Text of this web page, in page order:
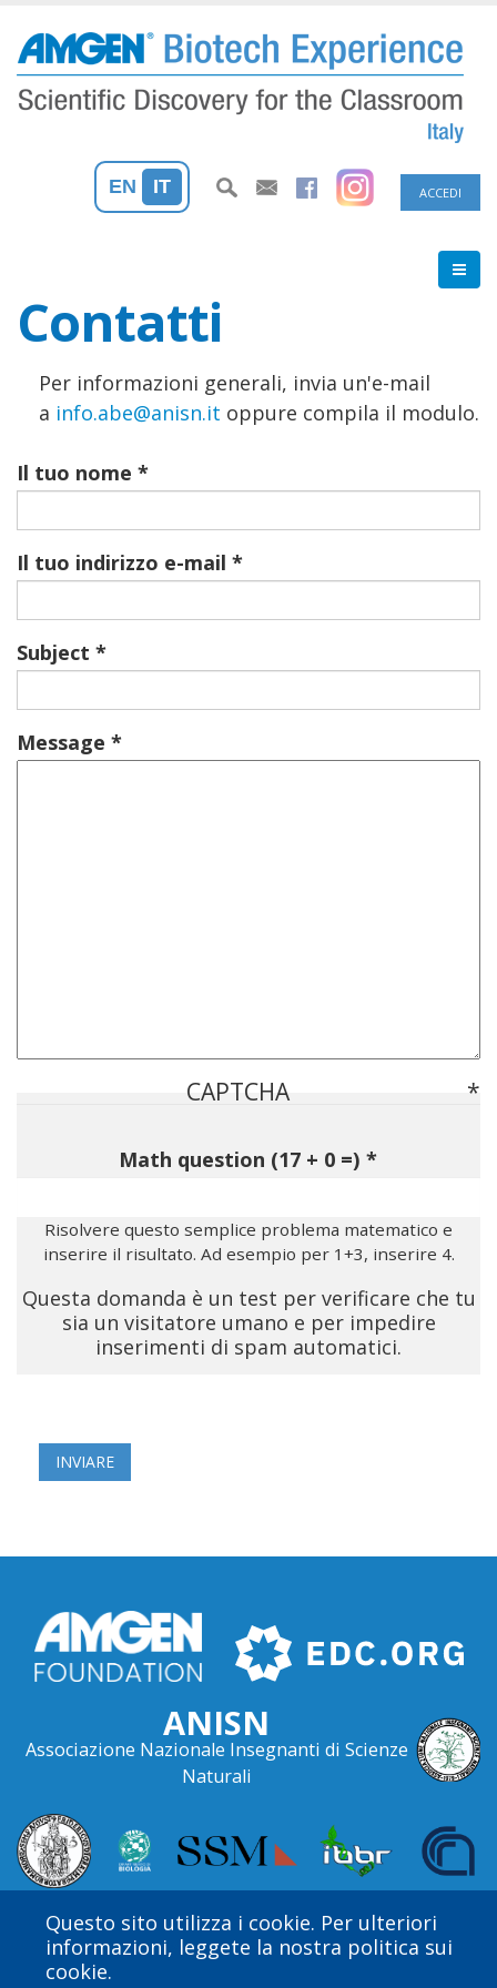
contenuto
principale
EN IT
Menu
profilo
utente
ACCEDI
Contatti
Per informazioni generali, invia un'e-mail
a info.abe@anisn.it oppure compila il modulo.
Il tuo nome
Il tuo indirizzo e-mail
Subject
Message
CAPTCHA
Math question (17 + 0 =)
Risolvere questo semplice problema matematico e
inserire il risultato. Ad esempio per 1+3, inserire 4.
Questa domanda è un test per verificare che tu
sia un visitatore umano e per impedire
inserimenti di spam automatici.
Questo sito utilizza i cookie. Per ulteriori
informazioni, leggete la nostra politica sui
cookie.
ANISN
Associazione Nazionale Insegnanti di Scienze
Naturali